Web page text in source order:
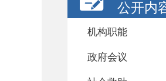
公开内
机构职能
政府会议